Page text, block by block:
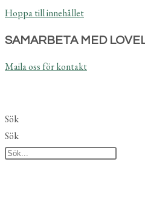
Hoppa till innehållet
SAMARBETA MED
Maila oss för kontakt
Sök
Sök